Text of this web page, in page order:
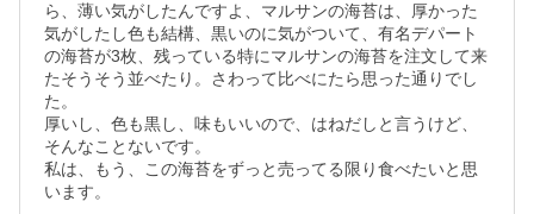
ら、薄い気がしたんですよ、マルサンの海苔は、厚かった
気がしたし色も結構、黒いのに気がついて、有名デパート
の海苔が3枚、残っている特にマルサンの海苔を注文して来
たそうそう並べたり。さわって比べにたら思った通りでし
た。
厚いし、色も黒し、味もいいので、はねだしと言うけど、
そんなことないです。
私は、もう、この海苔をずっと売ってる限り食べたいと思
います。